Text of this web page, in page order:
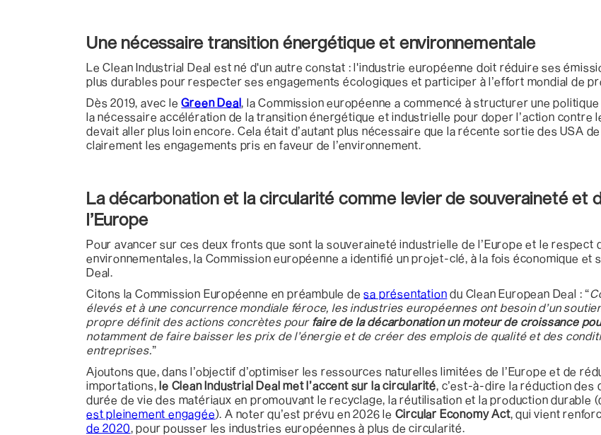
Une nécessaire transition énergétique et environnementale
Le Clean Industrial Deal est né d'un autre constat : l'industrie européenne doit réduire ses
plus durables pour respecter ses engagements écologiques et participer à l’effort mondial de
Dès 2019, avec leGreen Deal , la Commission européenne a commencé à structurer une
la nécessaire accélération de la transition énergétique et industrielle pour doper l’action contre
devait aller plus loin encore. Cela était d’autant plus nécessaire que la récente sortie des USA
clairement les engagements pris en faveur de l’environnement.
La décarbonation et la circularité comme levier de souveraineté et
l’Europe
Pour avancer sur ces deux fronts que sont la souveraineté industrielle de l’Europe et le respect
environnementales, la Commission européenne a identifié un projet-clé, à la fois économique et
Deal.
Citons la Commission Européenne en préambule desa présentation du Clean European Deal : “
élevés et à une concurrence mondiale féroce, les industries européennes ont besoin d’un
propre définit des actions concrètes pour faire de la décarbonation un moteur de croissance
notamment de faire baisser les prix de l’énergie et de créer des emplois de qualité et des
entreprises. ”
Ajoutons que, dans l’objectif d’optimiser les ressources naturelles limitées de l’Europe et de
importations,le Clean Industrial Deal met l’accent sur la circularité , c’est-à-dire la réduction
durée de vie des matériaux en promouvant le recyclage, la réutilisation et la production durable
est pleinement engagée). A noter qu’est prévu en 2026 le Circular Economy Act, qui vient
de 2020 , pour pousser les industries européennes à plus de circularité.